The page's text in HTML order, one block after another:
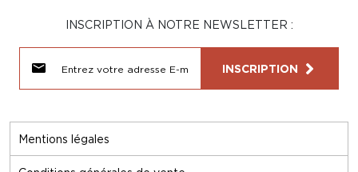
Mentions légales
INSCRIPTION À NOTRE NEWSLETTER :
INSCRIPTION